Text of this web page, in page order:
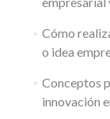
Cómo
o idea
Conceptos
innovación